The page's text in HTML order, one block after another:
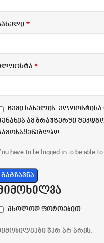
მხოლოდ ფოტოებით
ჯერ არ არის.
*
*
ჩემი სახელის. ელფოსტისა
ამ ბრაუზერში
have to be logged in to be able